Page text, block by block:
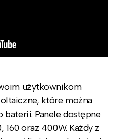
użytkownikom
które można
baterii. Panele dostępne
160 oraz 400W. Każdy z